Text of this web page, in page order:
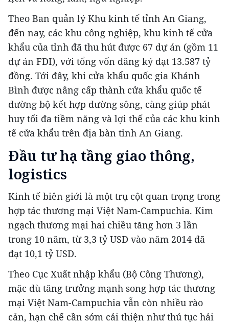
Theo Ban quản lý Khu kinh tế tỉnh An Giang,
đến nay, các khu công nghiệp, khu kinh tế cửa
khẩu của tỉnh đã thu hút được 67 dự án (gồm 11
dự án FDI), với tổng vốn đăng ký đạt 13.587 tỷ
đồng. Tới đây, khi cửa khẩu quốc gia Khánh
Bình được nâng cấp thành cửa khẩu quốc tế
đường bộ kết hợp đường sông, càng giúp phát
huy tối đa tiềm năng và lợi thế của các khu kinh
tế cửa khẩu trên địa bàn tỉnh An Giang.
Đầu tư hạ tầng giao thông,
logistics
Kinh tế biên giới là một trụ cột quan trọng trong
hợp tác thương mại Việt Nam-Campuchia. Kim
ngạch thương mại hai chiều tăng hơn 3 lần
trong 10 năm, từ 3,3 tỷ USD vào năm 2014 đã
đạt 10,1 tỷ USD.
Theo Cục Xuất nhập khẩu (Bộ Công Thương),
mặc dù tăng trưởng mạnh song hợp tác thương
mại Việt Nam-Campuchia vẫn còn nhiều rào
cản, hạn chế cần sớm cải thiện như thủ tục hải